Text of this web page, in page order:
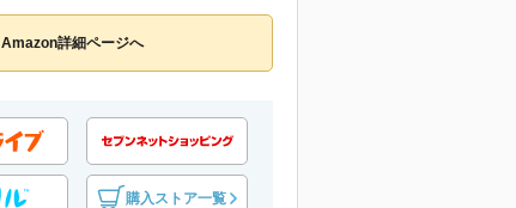
Amazon詳細ページへ
購入ストア一覧